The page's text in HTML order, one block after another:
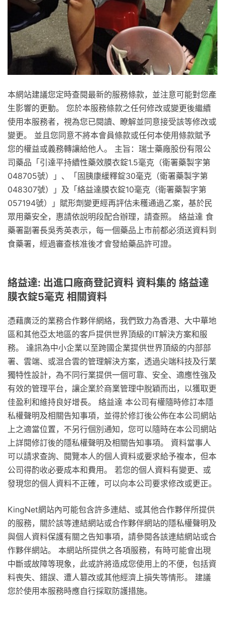
本網站建議您定時查閱最新的服務條款，並注意可能對您產
生影響的更動。 您於本服務條款之任何修改或變更後繼續
使用本服務者，視為您已閱讀、瞭解並同意接受該等修改或
變更。 並且您同意不將本會員條款或任何本使用條款賦予
您的權益或義務轉讓給他人。 主旨：瑞士藥廠股份有限公
司藥品「引達平持續性藥效膜衣錠1.5毫克（衛署藥製字第
048705號）」、「固胰康緩釋錠30毫克（衛署藥製字第
048307號）」及「絡益達膜衣錠10毫克（衛署藥製字第
057194號）」賦形劑變更經再評估未穫通過乙案，基於民
眾用藥安全，惠請依說明段配合辦理，請查照。 絡益達 食
藥署副署長吳秀英表示，每一個藥品上市前都必須送資料到
食藥署，經過審查核准後才會發給藥品許可證。
絡益達: 出進口廠商登記資料 資料集的 絡益達
膜衣錠5毫克 相關資料
憑藉廣泛的業務合作夥伴網絡，我們致力為香港、大中華地
區和其他亞太地區的客戶提供世界頂級的IT解決方案和服
務。 達訊為中小企業以至跨國企業提供世界頂級的内部部
署、雲端、或混合雲的管理解決方案，透過尖端科技及行業
獨特性設計，為不同行業提供一個可靠、安全、適應性強及
有效的管理平台，讓企業於商業管理中脫穎而出，以獲取更
佳盈利和維持良好增長。 絡益達 本公司有權隨時修訂本隱
私權聲明及相關告知事項，並得於修訂後公佈在本公司網站
上之適當位置，不另行個別通知，您可以隨時在本公司網站
上詳閱修訂後的隱私權聲明及相關告知事項。 資料當事人
可以請求查詢、閱覽本人的個人資料或要求給予複本，但本
公司得酌收必要成本和費用。 若您的個人資料有變更、或
發現您的個人資料不正確，可以向本公司要求修改或更正。
KingNet網站內可能包含許多連結、或其他合作夥伴所提供
的服務，關於該等連結網站或合作夥伴網站的隱私權聲明及
與個人資料保護有關之告知事項，請參閱各該連結網站或合
作夥伴網站。 本網站所提供之各項服務，有時可能會出現
中斷或故障等現象，此或許將造成您使用上的不便，包括資
料喪失、錯誤、遭人篡改或其他經濟上損失等情形。 建議
您於使用本服務時應自行採取防護措施。